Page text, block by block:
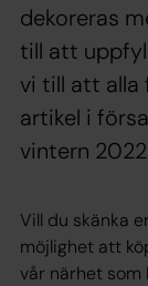
dekoreras
till att
vi till att alla
artikel i
vintern
Vill du skänka
möjlighet att
vår närhet som